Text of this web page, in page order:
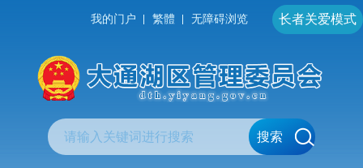
我的门户 繁體 无障碍浏览 长者关爱模式
搜索